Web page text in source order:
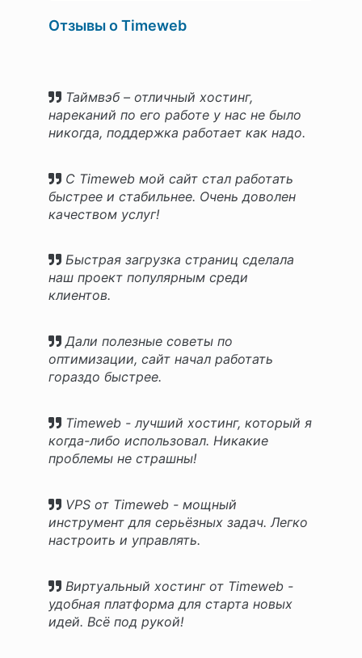
Отзывы о Timeweb
Таймвэб – отличный хостинг,
нареканий по его работе у нас не было
никогда, поддержка работает как надо.
С Timeweb мой сайт стал работать
быстрее и стабильнее. Очень доволен
качеством услуг!
Быстрая загрузка страниц сделала
наш проект популярным среди
клиентов.
Дали полезные советы по
оптимизации, сайт начал работать
гораздо быстрее.
Timeweb - лучший хостинг, который я
когда-либо использовал. Никакие
проблемы не страшны!
VPS от Timeweb - мощный
инструмент для серьёзных задач. Легко
настроить и управлять.
Виртуальный хостинг от Timeweb -
удобная платформа для старта новых
идей. Всё под рукой!